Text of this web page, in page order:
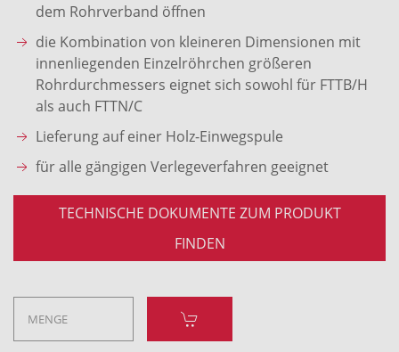
dem Rohrverband öffnen
die Kombination von kleineren Dimensionen mit
innenliegenden Einzelröhrchen größeren
Rohrdurchmessers eignet sich sowohl für FTTB/H
als auch FTTN/C
Lieferung auf einer Holz-Einwegspule
für alle gängigen Verlegeverfahren geeignet
TECHNISCHE DOKUMENTE ZUM PRODUKT
FINDEN